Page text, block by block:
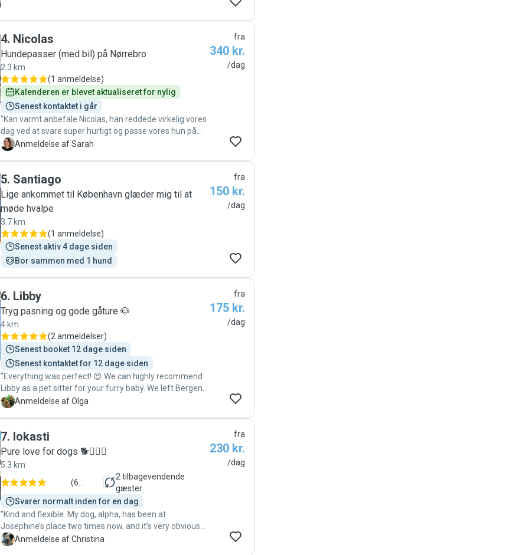
4. Nicolas
Hundepasser (med bil) på Nørrebro
2.3 km
(1 anmeldelse)
Kalenderen er blevet aktualiseret for nylig
Senest kontaktet i går
"Kan varmt anbefale Nicolas, han reddede virkelig vores
dag ved at svare super hurtigt og passe vores hun på
kort varsel. De gik en lang tur så vi fik en mega glad og
S Anmeldelse af Sarah
fra
340 kr.
/dag
5. Santiago
Lige ankommet til København glæder mig til at
møde hvalpe
3.7 km
(1 anmeldelse)
Senest aktiv 4 dage siden
Bor sammen med 1 hund
fra
150 kr.
/dag
6. Libby
Tryg pasning og gode gåture 🐶
4 km
(2 anmeldelser)
Senest booket 12 dage siden
Senest kontaktet for 12 dage siden
"Everything was perfect! 😍 We can highly recommend
Libby as a pet sitter for your furry baby. We left Bergen
with Libby for the day, and by the end, it seemed like he
O Anmeldelse af Olga
fra
175 kr.
/dag
7. Iokasti
Pure love for dogs 🐕👱🏼‍♀️
5.3 km
(6
anmeldelser)
2 tilbagevendende
gæster
Svarer normalt inden for en dag
"Kind and flexible. My dog, alpha, has been at
Josephine’s place two times now, and it’s very obvious
that my dog feels safe being with Josephine. The
C Anmeldelse af Christina
fra
230 kr.
/dag